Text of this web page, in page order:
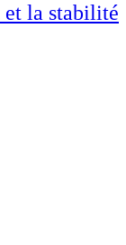
et la stabilité